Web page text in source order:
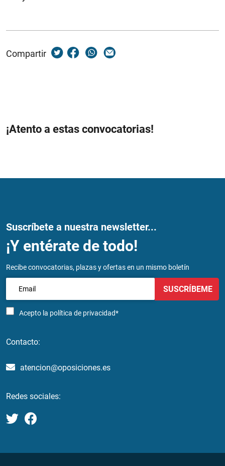
Compartir
¡Atento a estas convocatorias!
Suscríbete a nuestra newsletter...
¡Y entérate de todo!
Recibe convocatorias, plazas y ofertas en un mismo boletín
Acepto la política de privacidad*
SUSCRÍBEME
Contacto:
atencion@oposiciones.es
Redes sociales: